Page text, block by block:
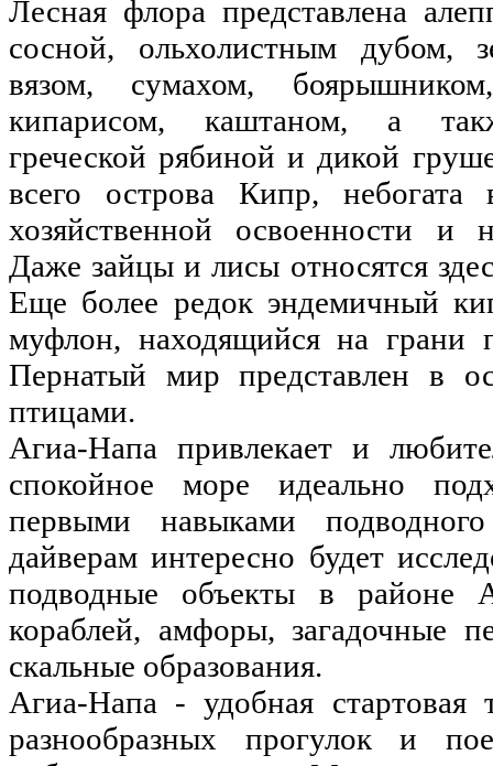
Лесная флора представлена
сосной, ольхолистным дубом,
вязом, сумахом,
кипарисом, каштаном, а
греческой рябиной и дикой
всего острова Кипр, небогата
хозяйственной освоенности и
Даже зайцы и лисы относятся
Еще более редок эндемичный
муфлон, находящийся на грани
Пернатый мир представлен в
птицами.
Агиа-Напа привлекает и
спокойное море идеально
первыми навыками
дайверам интересно будет
подводные объекты в районе
кораблей, амфоры, загадочные
скальные образования.
Агиа-Напа - удобная стартовая
разнообразных прогулок и